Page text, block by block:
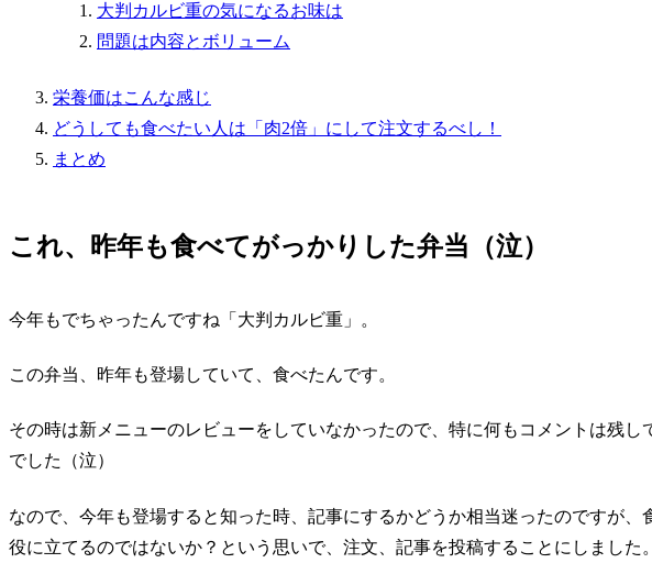
大判カルビ重の気になるお味は
問題は内容とボリューム
栄養価はこんな感じ
どうしても食べたい人は「肉2倍」にして注文するべし！
まとめ
これ、昨年も食べてがっかりした弁当（泣）
今年もでちゃったんですね「大判カルビ重」。
この弁当、昨年も登場していて、食べたんです。
その時は新メニューのレビューをしていなかったので、特に何もコメントは残し
でした（泣）
なので、今年も登場すると知った時、記事にするかどうか相当迷ったのですが、
役に立てるのではないか？という思いで、注文、記事を投稿することにしました。